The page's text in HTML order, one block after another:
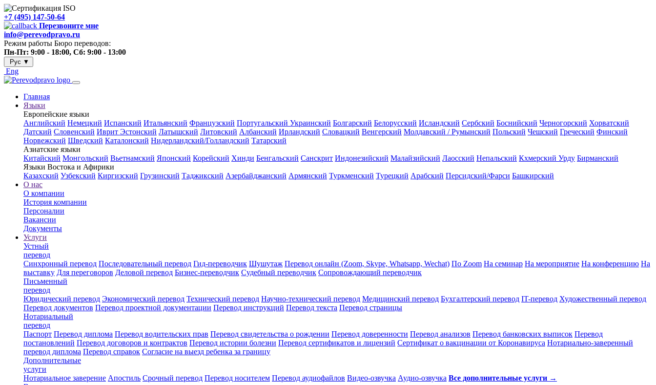
+7 (495) 147-50-64
Перезвоните мне
info@perevodpravo.ru
Режим работы Бюро переводов:
Пн-Пт: 9:00 - 18:00, Сб: 9:00 - 13:00
Рус ▼
Eng
Главная
Языки
Европейские языки
Английский Немецкий Испанский Итальянский Французский Португальский Украинский Болгарский Белорусский Исландский Сербский Боснийский Черногорский Хорватский
Датский Словенский Иврит Эстонский Латышский Литовский Албанский Ирландский Словацкий Венгерский Молдавский / Румынский Польский Чешский Греческий Финский
Норвежский Шведский Каталонский Нидерландский/Голландский Татарский
Азиатские языки
Китайский Монгольский Вьетнамский Японский Корейский Хинди Бенгальский Санскрит Индонезийский Малайзийский Лаосский Непальский Кхмерский Урду Бирманский
Языки Востока и Афирики
Казахский Узбекский Киргизский Грузинский Таджикский Азербайджанский Армянский Туркменский Турецкий Арабский Персидский/Фарси Башкирский
О нас
О компании
История компании
Персоналии
Вакансии
Документы
Услуги
Устный
перевод
Синхронный перевод Последовательный перевод Гид-переводчик Шушутаж Перевод онлайн (Zoom, Skype, Whatsapp, Wechat) По Zoom На семинар На мероприятие На конференцию На
выставку Для переговоров Деловой перевод Бизнес-переводчик Судебный переводчик Сопровождающий переводчик
Письменный
перевод
Юридический перевод Экономический перевод Технический перевод Научно-технический перевод Медицинский перевод Бухгалтерский перевод IT-перевод Художественный перевод
Перевод документов Перевод проектной документации Перевод инструкций Перевод текста Перевод страницы
Нотариальный
перевод
Паспорт Перевод диплома Перевод водительских прав Перевод свидетельства о рождении Перевод доверенности Перевод анализов Перевод банковских выписок Перевод
постановлений Перевод договоров и контрактов Перевод истории болезни Перевод сертификатов и лицензий Сертификат о вакцинации от Коронавируса Нотариально-заверенный
перевод диплома Перевод справок Согласие на выезд ребенка за границу
Дополнительные
услуги
Нотариальное заверение Апостиль Срочный перевод Перевод носителем Перевод аудиофайлов Видео-озвучка Аудио-озвучка Все дополнительные услуги →